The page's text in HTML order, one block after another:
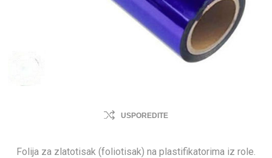
USPOREDITE
Folija za zlatotisak (foliotisak) na plastifikatorima iz role.